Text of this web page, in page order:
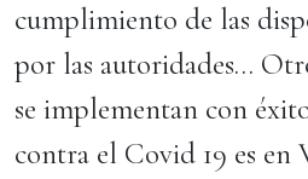
cumplimiento de las
por las autoridades…
se implementan con
contra el Covid 19 es